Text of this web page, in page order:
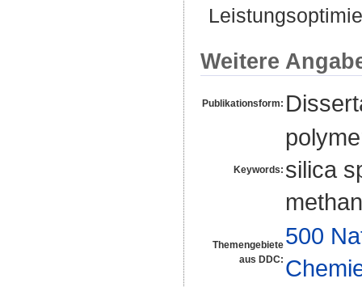
Weitere
Publikationsform:
Keywords: silica
Themengebiete
aus DDC:
500